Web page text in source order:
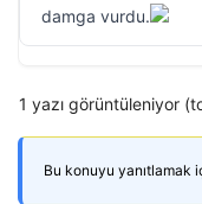
damga vurdu.
1 yazı görüntüleniyor
Bu konuyu yanıtlamak